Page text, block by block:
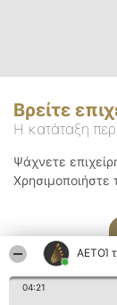
ΑΕΤΟΊ
04:21
Βρείτε
Η κατάταξη
Ψάχνετε
Χρησιμοποιήστε